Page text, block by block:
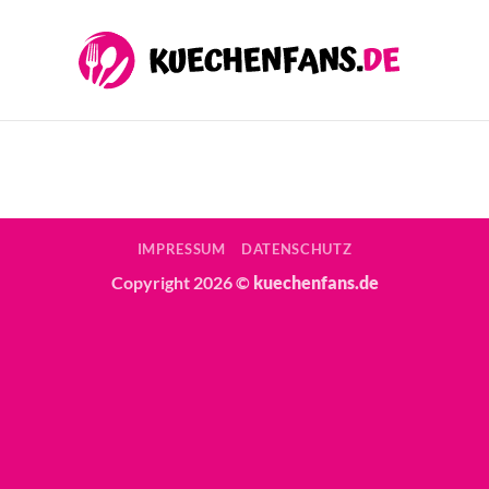
IMPRESSUM DATENSCHUTZ
Copyright 2026 © kuechenfans.de